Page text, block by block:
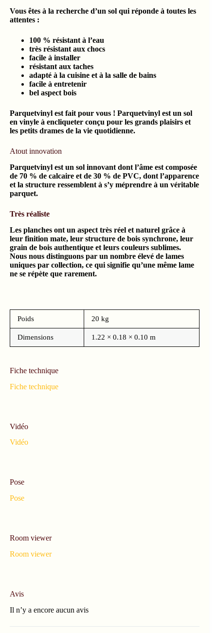
Vous êtes à la recherche d’un sol qui réponde à toutes les
attentes :
100 % résistant à l’eau
très résistant aux chocs
facile à installer
résistant aux taches
adapté à la cuisine et à la salle de bains
facile à entretenir
bel aspect bois
Parquetvinyl est fait pour vous ! Parquetvinyl est un sol
en vinyle à encliqueter conçu pour les grands plaisirs et
les petits drames de la vie quotidienne.
Atout innovation
Parquetvinyl est un sol innovant dont l’âme est composée
de 70 % de calcaire et de 30 % de PVC, dont l’apparence
et la structure ressemblent à s’y méprendre à un véritable
parquet.
Très réaliste
Les planches ont un aspect très réel et naturel grâce à
leur finition mate, leur structure de bois synchrone, leur
grain de bois authentique et leurs couleurs sublimes.
Nous nous distinguons par un nombre élevé de lames
uniques par collection, ce qui signifie qu’une même lame
ne se répète que rarement.
Poids 20 kg
Dimensions 1.22 × 0.18 × 0.10 m
Fiche technique
Fiche technique
Vidéo
Vidéo
Pose
Pose
Room viewer
Room viewer
Avis
Il n’y a encore aucun avis